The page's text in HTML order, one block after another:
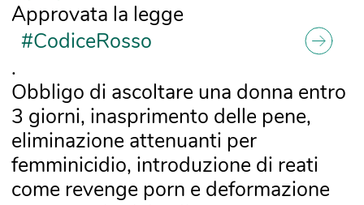
Approvata la legge
#CodiceRosso
.
Obbligo di ascoltare una donna entro
3 giorni, inasprimento delle pene,
eliminazione attenuanti per
femminicidio, introduzione di reati
come revenge porn e deformazione